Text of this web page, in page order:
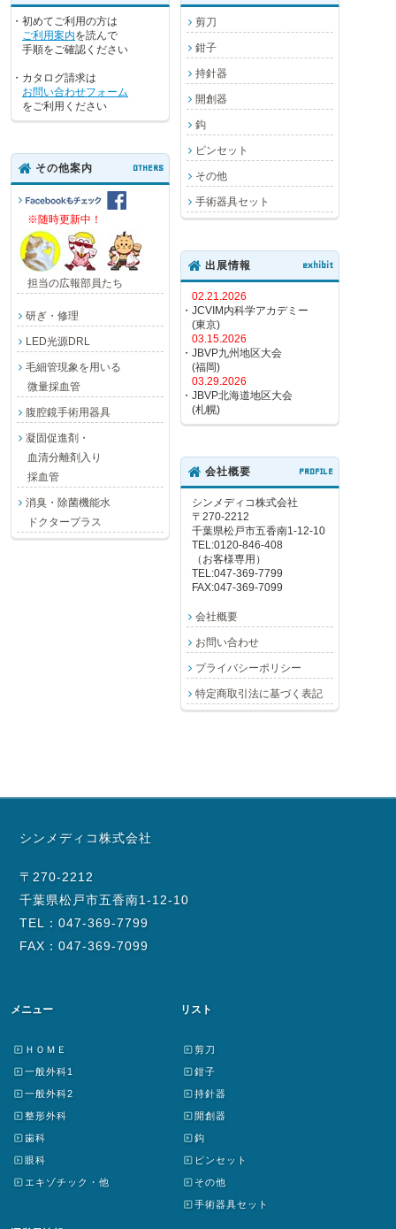
・初めてご利用の方は
ご利用案内を読んで
手順をご確認ください
・カタログ請求は
お問い合わせフォーム
をご利用ください
剪刀
鉗子
持針器
開創器
鈎
ピンセット
その他
手術器具セット
その他案内 OTHERS
※随時更新中！
担当の広報部員たち
研ぎ・修理
LED光源DRL
毛細管現象を用いる
微量採血管
腹腔鏡手術用器具
凝固促進剤・
血清分離剤入り
採血管
消臭・除菌機能水
ドクタープラス
出展情報 exhibit
02.21.2026
・JCVIM内科学アカデミー
(東京)
03.15.2026
・JBVP九州地区大会
(福岡)
03.29.2026
・JBVP北海道地区大会
(札幌)
会社概要 PROFILE
シンメディコ株式会社
〒270-2212
千葉県松戸市五香南1-12-10
TEL:0120-846-408
（お客様専用）
TEL:047-369-7799
FAX:047-369-7099
会社概要
お問い合わせ
プライバシーポリシー
特定商取引法に基づく表記
シンメディコ株式会社
〒270-2212
千葉県松戸市五香南1-12-10
TEL：047-369-7799
FAX：047-369-7099
メニュー
ＨＯＭＥ
一般外科1
一般外科2
整形外科
歯科
眼科
エキゾチック・他
リスト
剪刀
鉗子
持針器
開創器
鈎
ピンセット
その他
手術器具セット